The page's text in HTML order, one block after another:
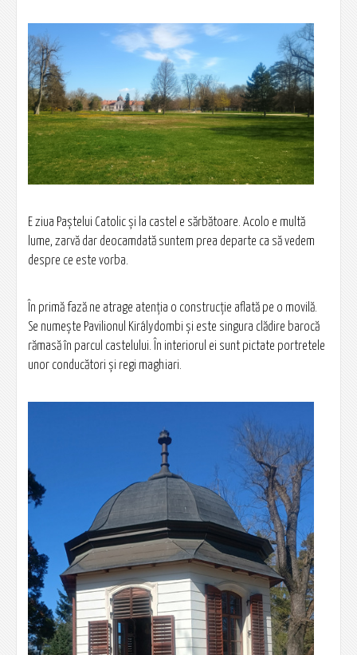
E ziua Paștelui Catolic și la castel e sărbătoare. Acolo e multă
lume, zarvă dar deocamdată suntem prea departe ca să vedem
despre ce este vorba.
În primă fază ne atrage atenția o construcție aflată pe o movilă.
Se numește Pavilionul Királydombi și este singura clădire barocă
rămasă în parcul castelului. În interiorul ei sunt pictate portretele
unor conducători și regi maghiari.